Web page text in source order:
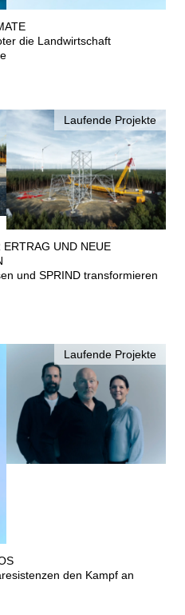
die Landwirtschaft
Laufende Projekte
UND NEUE
und SPRIND transformieren
Laufende Projekte
den Kampf an